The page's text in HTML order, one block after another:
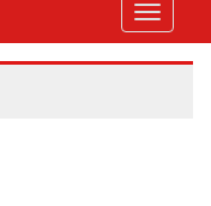
切
换
导